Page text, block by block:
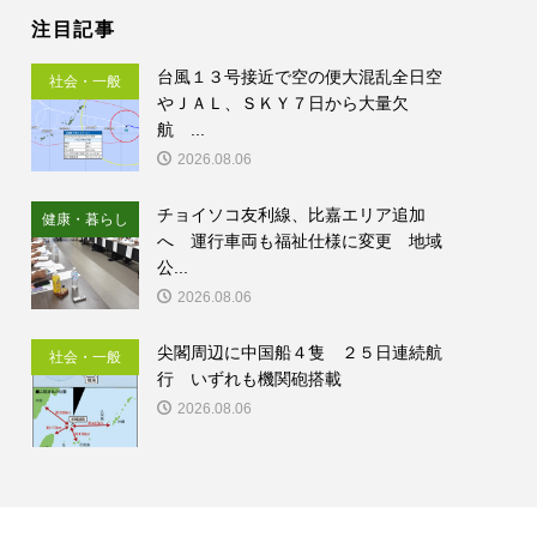
注目記事
社会・一般
台風１３号接近で空の便大混乱全日空
やＪＡＬ、ＳＫＹ７日から大量欠
航 ...
2026.08.06
健康・暮らし
チョイソコ友利線、比嘉エリア追加
へ 運行車両も福祉仕様に変更 地域
公...
2026.08.06
社会・一般
尖閣周辺に中国船４隻 ２５日連続航
行 いずれも機関砲搭載
2026.08.06